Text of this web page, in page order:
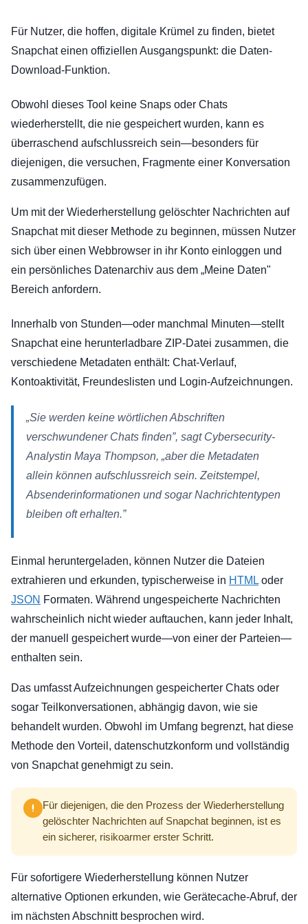
Für Nutzer, die hoffen, digitale Krümel zu finden, bietet
Snapchat einen offiziellen Ausgangspunkt: die Daten-
Download-Funktion.
Obwohl dieses Tool keine Snaps oder Chats
wiederherstellt, die nie gespeichert wurden, kann es
überraschend aufschlussreich sein—besonders für
diejenigen, die versuchen, Fragmente einer Konversation
zusammenzufügen.
Um mit der Wiederherstellung gelöschter Nachrichten auf
Snapchat mit dieser Methode zu beginnen, müssen Nutzer
sich über einen Webbrowser in ihr Konto einloggen und
ein persönliches Datenarchiv aus dem „Meine Daten"
Bereich anfordern.
Innerhalb von Stunden—oder manchmal Minuten—stellt
Snapchat eine herunterladbare ZIP-Datei zusammen, die
verschiedene Metadaten enthält: Chat-Verlauf,
Kontoaktivität, Freundeslisten und Login-Aufzeichnungen.
„Sie werden keine wörtlichen Abschriften
verschwundener Chats finden”, sagt Cybersecurity-
Analystin Maya Thompson, „aber die Metadaten
allein können aufschlussreich sein. Zeitstempel,
Absenderinformationen und sogar Nachrichtentypen
bleiben oft erhalten.”
Einmal heruntergeladen, können Nutzer die Dateien
extrahieren und erkunden, typischerweise in HTML oder
JSON Formaten. Während ungespeicherte Nachrichten
wahrscheinlich nicht wieder auftauchen, kann jeder Inhalt,
der manuell gespeichert wurde—von einer der Parteien—
enthalten sein.
Das umfasst Aufzeichnungen gespeicherter Chats oder
sogar Teilkonversationen, abhängig davon, wie sie
behandelt wurden. Obwohl im Umfang begrenzt, hat diese
Methode den Vorteil, datenschutzkonform und vollständig
von Snapchat genehmigt zu sein.
Für diejenigen, die den Prozess der Wiederherstellung
gelöschter Nachrichten auf Snapchat beginnen, ist es
ein sicherer, risikoarmer erster Schritt.
Für sofortigere Wiederherstellung können Nutzer
alternative Optionen erkunden, wie Gerätecache-Abruf, der
im nächsten Abschnitt besprochen wird.